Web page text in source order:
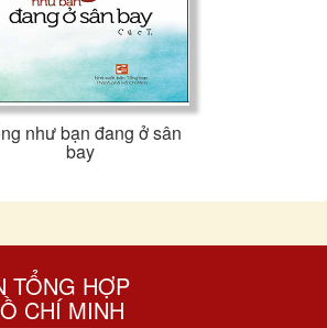
như bạn đang ở sân
bay
TỔNG HỢP
CHÍ MINH